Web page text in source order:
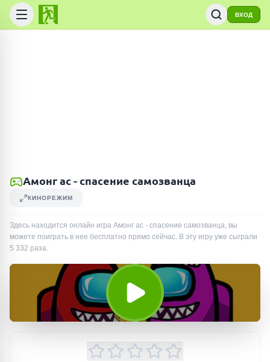
ВХОД
Амонг ас - спасение самозванца
КИНОРЕЖИМ
Здесь находится онлайн игра Амонг ас - спасение самозванца, вы
можете поиграть в нее бесплатно прямо сейчас. В эту игру уже сыграли
5 332 раза.